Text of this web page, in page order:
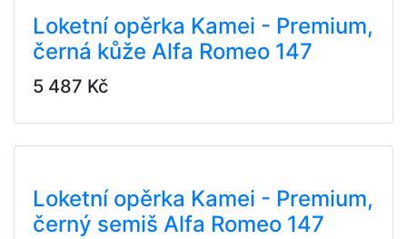
Loketní opěrka Kamei - Premium,
černá kůže Alfa Romeo 147
5 487 Kč
Loketní opěrka Kamei - Premium,
černý semiš Alfa Romeo 147